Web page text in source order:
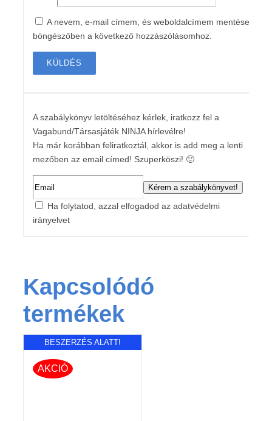
A nevem, e-mail címem, és weboldalcímem mentése a
böngészőben a következő hozzászólásomhoz.
A szabálykönyv letöltéséhez kérlek, iratkozz fel a
Vagabund/Társasjáték NINJA hírlevélre!
Ha már korábban feliratkoztál, akkor is add meg a lenti
mezőben az email címed! Szuperköszi! 🙂
Ha folytatod, azzal elfogadod az adatvédelmi
irányelvet
Kapcsolódó
termékek
BESZERZÉS ALATT!
AKCIÓ